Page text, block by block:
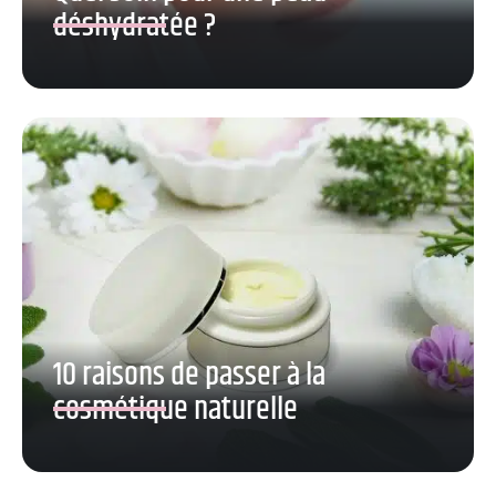
déshydratée ?
10 raisons de passer à la
cosmétique naturelle